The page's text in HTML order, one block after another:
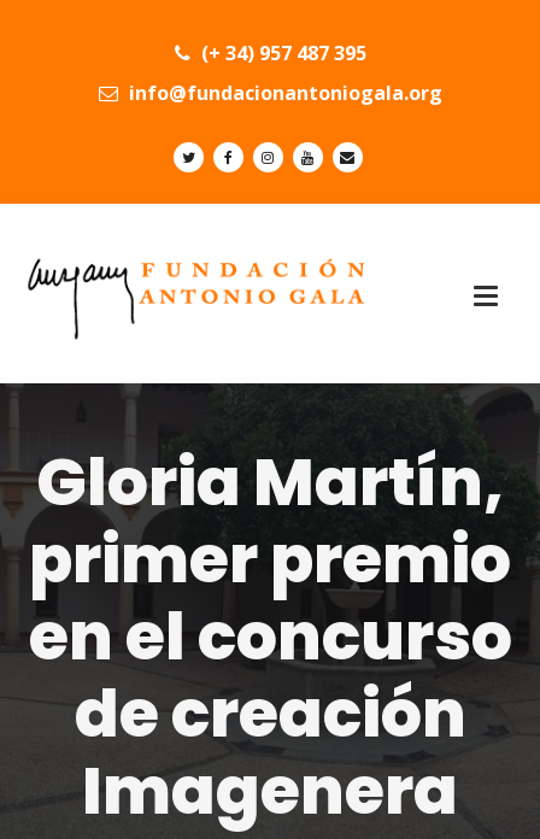
(+ 34) 957 487 395
info@fundacionantoniogala.org
Gloria Martín,
primer premio
en el concurso
de creación
Imagenera